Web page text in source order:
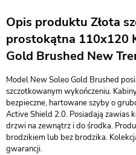
Opis produktu Złota
prostokątna 110x120
Gold Brushed New
Model New Soleo Gold Brushed
szczotkowanym wykończeniu.
bezpieczne, hartowane szyby o
Active Shield 2.0. Posiadają zawias
drzwi na zewnątrz i do środka.
brodzikiem lub bez brodzika.
gwarancji.